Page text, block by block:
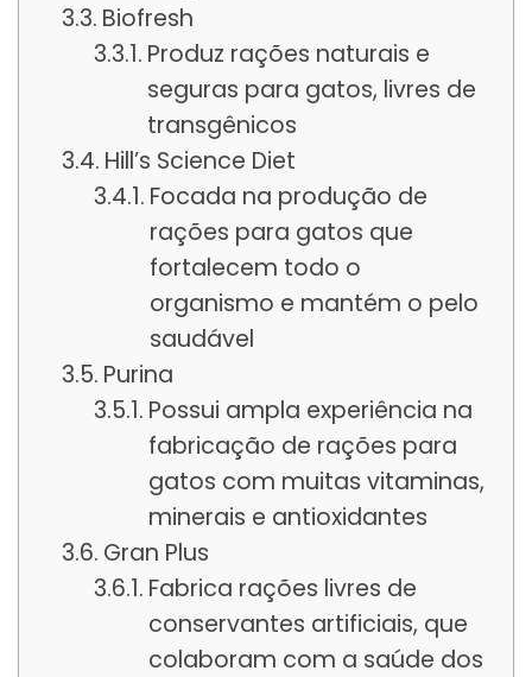
Biofresh
Produz rações naturais e
seguras para gatos, livres de
transgênicos
Hill’s Science Diet
Focada na produção de
rações para gatos que
fortalecem todo o
organismo e mantém o pelo
saudável
Purina
Possui ampla experiência na
fabricação de rações para
gatos com muitas vitaminas,
minerais e antioxidantes
Gran Plus
Fabrica rações livres de
conservantes artificiais, que
colaboram com a saúde dos